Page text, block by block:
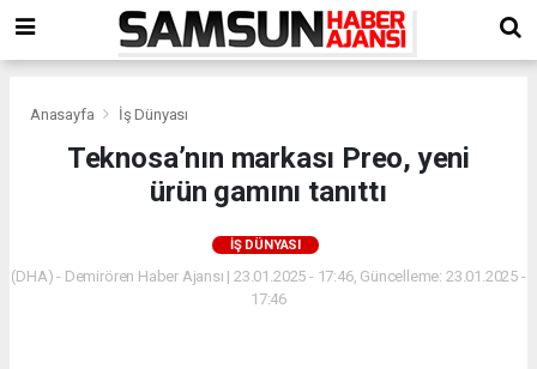
Anasayfa İş Dünyası
Teknosa’nın markası Preo, yeni
ürün gamını tanıttı
İŞ DÜNYASI
(DHA) - Demirören Haber Ajansı | 23.01.2025 - 17:46, Güncelleme: 23.01.2025 -
17:46